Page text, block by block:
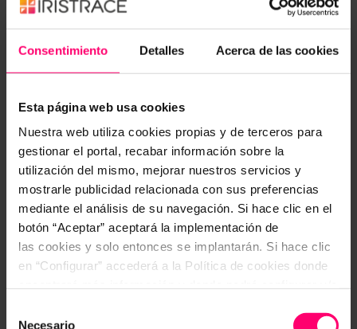
Consentimiento Detalles Acerca de las cookies
Esta página web usa cookies
Nuestra web utiliza cookies propias y de terceros para
gestionar el portal, recabar información sobre la
utilización del mismo, mejorar nuestros servicios y
mostrarle publicidad relacionada con sus preferencias
mediante el análisis de su navegación. Si hace clic en el
botón “Aceptar” aceptará la implementación de
las cookies y solo entonces se implantarán. Si hace clic
en “Configurar” accederá a la Política de cookies donde
activo hasta que ejecute alguna de estas dos opciones:
Necesario
vasos y platos de plástico, envases cosméticos.
Además, se trata de unmaterial difícil de reciclar.
plásticos)